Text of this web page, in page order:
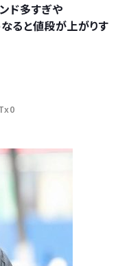
ド多すぎや
ると値段が上がりす